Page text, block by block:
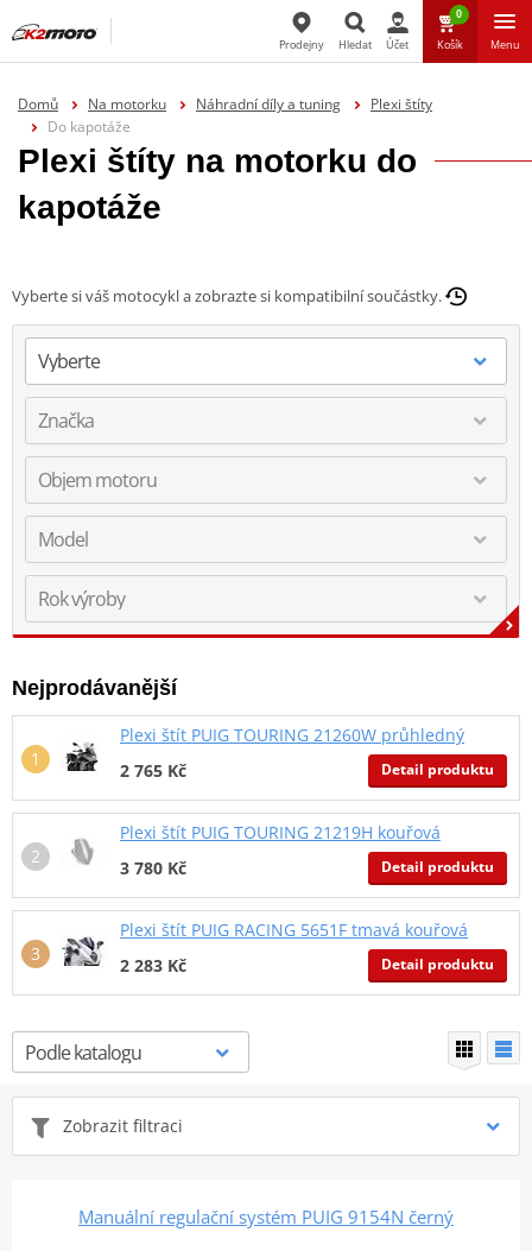
Prodejny Hledat Účet
0
Košík Menu
Domů Na motorku Náhradní díly a tuning
Plexi štíty
Do kapotáže
Plexi štíty na motorku do
kapotáže
Vyberte si váš motocykl a zobrazte si kompatibilní součástky.
Nejprodávanější
Plexi štít PUIG TOURING 21260W průhledný
2 765 Kč
Detail produktu
Plexi štít PUIG TOURING 21219H kouřová
3 780 Kč
Detail produktu
Plexi štít PUIG RACING 5651F tmavá kouřová
2 283 Kč
Detail produktu
Zobrazit filtraci
Manuální regulační systém PUIG 9154N černý